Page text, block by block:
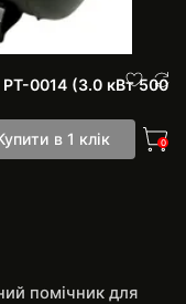
0014 (3.0 кВт 500
в 1 клік 0
помічник для